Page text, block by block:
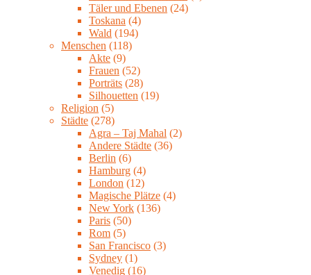
Täler und Ebenen (24)
Toskana (4)
Wald (194)
Menschen (118)
Akte (9)
Frauen (52)
Porträts (28)
Silhouetten (19)
Religion (5)
Städte (278)
Agra – Taj Mahal (2)
Andere Städte (36)
Berlin (6)
Hamburg (4)
London (12)
Magische Plätze (4)
New York (136)
Paris (50)
Rom (5)
San Francisco (3)
Sydney (1)
Venedig (16)